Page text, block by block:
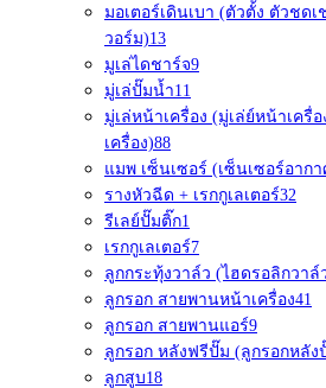
มอเตอร์เดินเบา (ตัวตั้ง ตัวชดเ
วอร์ม)13
มูเล่ไดชาร์จ9
มู่เล่ปั๊มน้ำ11
มู่เล่หน้าเครื่อง (มู่เล่ย์หน้าเครื่
เครื่อง)88
แมพ เซ็นเซอร์ (เซ็นเซอร์อากา
รางหัวฉีด + เรกกูเลเตอร์32
รีเลย์ปั๊มติ๊ก1
เรกกูเลเตอร์7
ลูกกระทุ้งวาล์ว (ไฮดรอลิกวา
ลูกรอก สายพานหน้าเครื่อง41
ลูกรอก สายพานแอร์9
ลูกรอก หลังฟรีปั๊ม (ลูกรอกหลัง
ลูกสูบ18